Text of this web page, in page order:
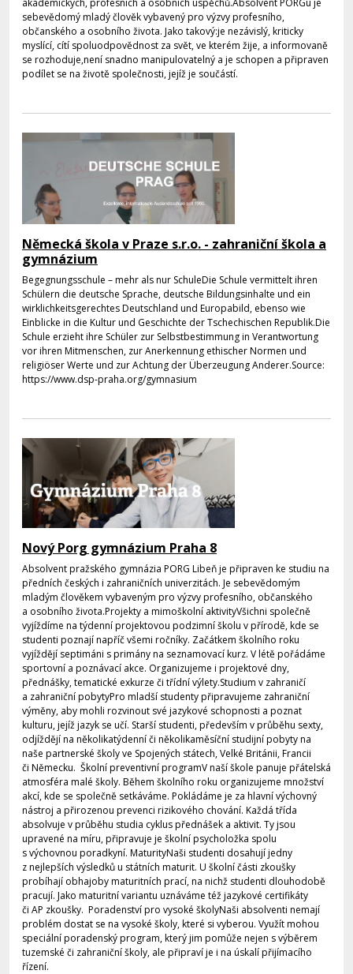
sebevědomý mladý člověk vybavený pro výzvy profesního,
občanského a osobního života. Jako takový:je nezávislý, kriticky
myslící, cítí spoluodpovědnost za svět, ve kterém žije, a informovaně
se rozhoduje,není snadno manipulovatelný a je schopen a připraven
podílet se na životě společnosti, jejíž je součástí.
Německá škola v Praze s.r.o. - zahraniční škola a
gymnázium
Begegnungsschule – mehr als nur SchuleDie Schule vermittelt ihren
Schülern die deutsche Sprache, deutsche Bildungsinhalte und ein
wirklichkeitsgerechtes Deutschland und Europabild, ebenso wie
Einblicke in die Kultur und Geschichte der Tschechischen Republik.Die
Schule erzieht ihre Schüler zur Selbstbestimmung in Verantwortung
vor ihren Mitmenschen, zur Anerkennung ethischer Normen und
religiöser Werte und zur Achtung der Überzeugung Anderer.Source:
https://www.dsp-praha.org/gymnasium
Nový Porg gymnázium Praha 8
Absolvent pražského gymnázia PORG Libeň je připraven ke studiu na
předních českých i zahraničních univerzitách. Je sebevědomým
mladým člověkem vybaveným pro výzvy profesního, občanského
a osobního života.Projekty a mimoškolní aktivityVšichni společně
vyjíždíme na týdenní projektovou podzimní školu v přírodě, kde se
studenti poznají napříč všemi ročníky. Začátkem školního roku
vyjíždějí septimáni s primány na seznamovací kurz. V létě pořádáme
sportovní a poznávací akce. Organizujeme i projektové dny,
přednášky, tematické exkurze či třídní výlety.Studium v zahraničí
a zahraniční pobytyPro mladší studenty připravujeme zahraniční
výměny, aby mohli rozvinout své jazykové schopnosti a poznat
kulturu, jejíž jazyk se učí. Starší studenti, především v průběhu sexty,
odjíždějí na několikatýdenní či několikaměsíční studijní pobyty na
naše partnerské školy ve Spojených státech, Velké Británii, Francii
či Německu. Školní preventivní programV naší škole panuje přátelská
atmosféra malé školy. Během školního roku organizujeme množství
akcí, kde se společně setkáváme. Pokládáme je za hlavní výchovný
nástroj a přirozenou prevenci rizikového chování. Každá třída
absolvuje v průběhu studia cyklus přednášek a aktivit. Ty jsou
upravené na míru, připravuje je školní psycholožka spolu
s výchovnou poradkyní. MaturityNaši studenti dosahují jedny
z nejlepších výsledků u státních maturit. U školní části zkoušky
probíhají obhajoby maturitních prací, na nichž studenti dlouhodobě
pracují. Jako maturitní variantu uznáváme též jazykové certifikáty
či AP zkoušky. Poradenství pro vysoké školyNaši absolventi nemají
problém dostat se na vysoké školy, které si vyberou. Využít mohou
speciální poradenský program, který jim pomůže nejen s výběrem
tuzemské či zahraniční školy, ale připraví je i na úskalí přijímacího
řízení.